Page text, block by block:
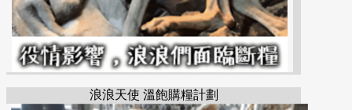
浪浪天使 溫飽購糧計劃